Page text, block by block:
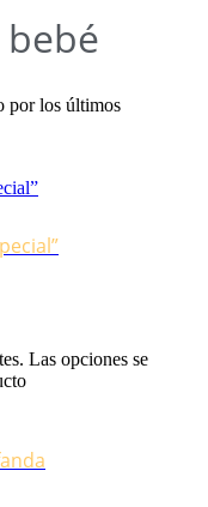
por los últimos
Las opciones se